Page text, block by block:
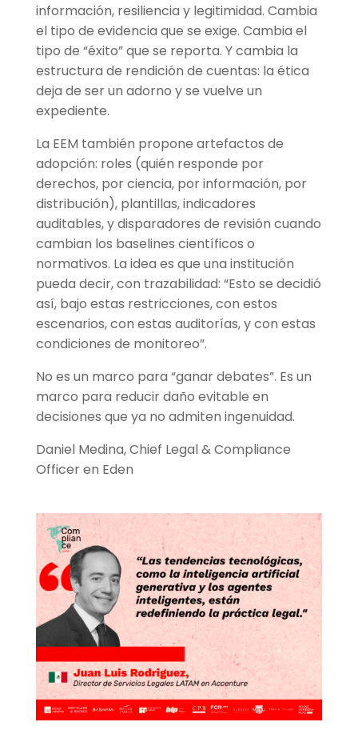
información, resiliencia y legitimidad. Cambia
el tipo de evidencia que se exige. Cambia el
tipo de “éxito” que se reporta. Y cambia la
estructura de rendición de cuentas: la ética
deja de ser un adorno y se vuelve un
expediente.
La EEM también propone artefactos de
adopción: roles (quién responde por
derechos, por ciencia, por información, por
distribución), plantillas, indicadores
auditables, y disparadores de revisión cuando
cambian los baselines científicos o
normativos. La idea es que una institución
pueda decir, con trazabilidad: “Esto se decidió
así, bajo estas restricciones, con estos
escenarios, con estas auditorías, y con estas
condiciones de monitoreo”.
No es un marco para “ganar debates”. Es un
marco para reducir daño evitable en
decisiones que ya no admiten ingenuidad.
Daniel Medina, Chief Legal & Compliance
Officer en Eden